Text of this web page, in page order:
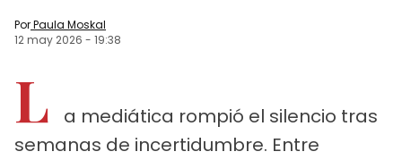
PorPaula Moskal
12 may 2026 - 19:38
L
a mediática rompió el silencio tras
semanas de incertidumbre. Entre